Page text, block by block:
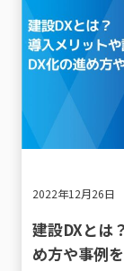
2022年12月26日
建設DXとは
め方や事例